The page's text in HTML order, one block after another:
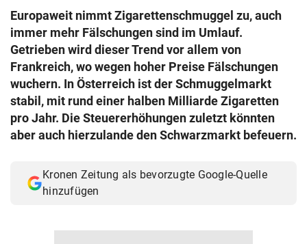
Europaweit nimmt Zigarettenschmuggel zu, auch
immer mehr Fälschungen sind im Umlauf.
Getrieben wird dieser Trend vor allem von
Frankreich, wo wegen hoher Preise Fälschungen
wuchern. In Österreich ist der Schmuggelmarkt
stabil, mit rund einer halben Milliarde Zigaretten
pro Jahr. Die Steuererhöhungen zuletzt könnten
aber auch hierzulande den Schwarzmarkt befeuern.
Kronen Zeitung als bevorzugte Google-Quelle
hinzufügen